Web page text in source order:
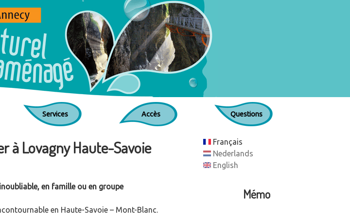
to navigation
Services Accès Questions
à Lovagny Haute-Savoie
en famille ou en groupe
en Haute-Savoie – Mont-Blanc.
Français
Nederlands
English
Mémo